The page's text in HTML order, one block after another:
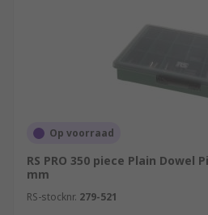
Op voorraad
RS PRO 350 piece Plain Dowel
mm
RS-stocknr. 279-521